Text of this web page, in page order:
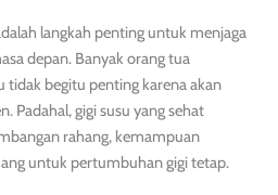
langkah penting untuk menjaga
depan. Banyak orang tua
tidak begitu penting karena akan
Padahal, gigi susu yang sehat
rahang, kemampuan
untuk pertumbuhan gigi tetap.